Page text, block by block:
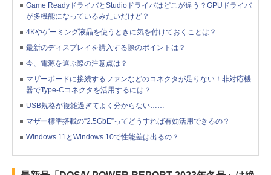
Game ReadyドライバとStudioドライバはどこが違う？GPUドライバ
が多機能になっているみたいだけど？
4Kやゲーミング液晶を使うときに気を付けておくことは？
最新のディスプレイを購入する際のポイントは？
今、電源を選ぶ際の注意点は？
マザーボードに接続するファンなどのコネクタが足りない！非対応機
器でType-Cコネクタを活用するには？
USB規格が複雑過ぎてよく分からない……
マザー標準搭載の“2.5GbE”ってどうすれば有効活用できるの？
Windows 11とWindows 10で性能差は出るの？